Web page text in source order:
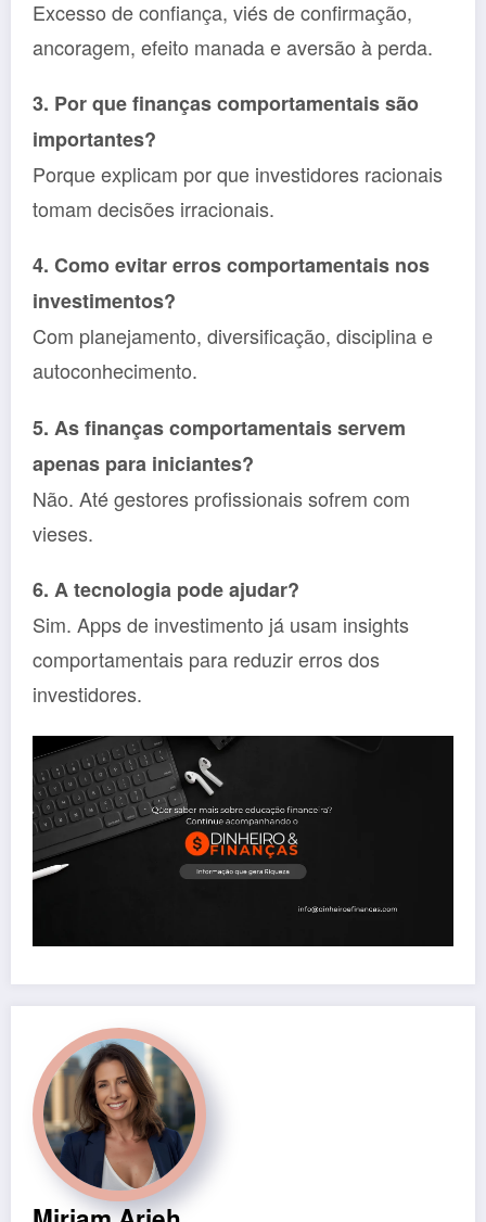
Excesso de confiança, viés de confirmação,
ancoragem, efeito manada e aversão à perda.
3. Por que finanças comportamentais são
importantes?
Porque explicam por que investidores racionais
tomam decisões irracionais.
4. Como evitar erros comportamentais nos
investimentos?
Com planejamento, diversificação, disciplina e
autoconhecimento.
5. As finanças comportamentais servem
apenas para iniciantes?
Não. Até gestores profissionais sofrem com
vieses.
6. A tecnologia pode ajudar?
Sim. Apps de investimento já usam insights
comportamentais para reduzir erros dos
investidores.